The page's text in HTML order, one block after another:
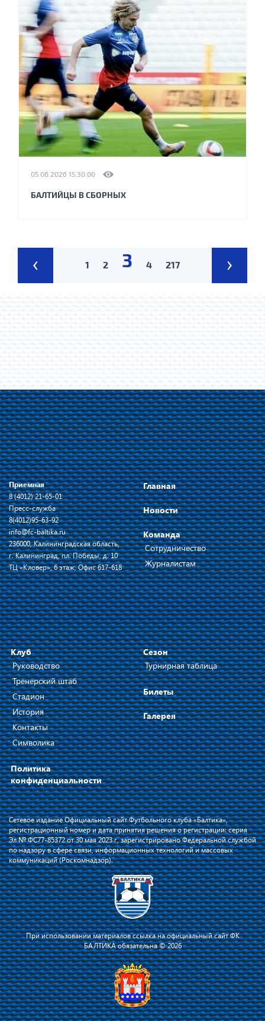
05.06.2026 15:30:00
БАЛТИЙЦЫ В СБОРНЫХ
‹ 1 2 3 4 217 ›
Приемная
8 (4012) 21-65-01
Пресс-служба
8(4012)95-63-92
info@fc-baltika.ru
236000, Калининградская область,
г. Калининград, пл. Победы, д. 10
ТЦ «Кловер», 6 этаж, Офис 617-618
Главная
Новости
Команда
Сотрудничество
Журналистам
Клуб
Руководство
Тренерский штаб
Стадион
История
Контакты
Символика
Политика
конфиденциальности
Сезон
Турнирная таблица
Билеты
Галерея
Сетевое издание Официальный сайт Футбольного клуба «Балтика»,
регистрационный номер и дата принятия решения о регистрации: серия
Эл № ФС77-85372 от 30 мая 2023 г, зарегистрировано Федеральной службой
по надзору в сфере связи, информационных технологий и массовых
коммуникаций (Роскомнадзор).
При использовании материалов ссылка на официальный сайт ФК
БАЛТИКА обязательна © 2026